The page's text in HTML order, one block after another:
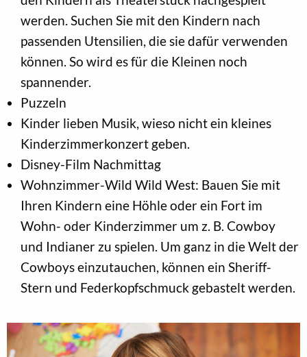
werden. Suchen Sie mit den Kindern nach
passenden Utensilien, die sie dafür verwenden
können. So wird es für die Kleinen noch
spannender.
Puzzeln
Kinder lieben Musik, wieso nicht ein kleines
Kinderzimmerkonzert geben.
Disney-Film Nachmittag
Wohnzimmer-Wild Wild West: Bauen Sie mit
Ihren Kindern eine Höhle oder ein Fort im
Wohn- oder Kinderzimmer um z. B. Cowboy
und Indianer zu spielen. Um ganz in die Welt der
Cowboys einzutauchen, können ein Sheriff-
Stern und Federkopfschmuck gebastelt werden.